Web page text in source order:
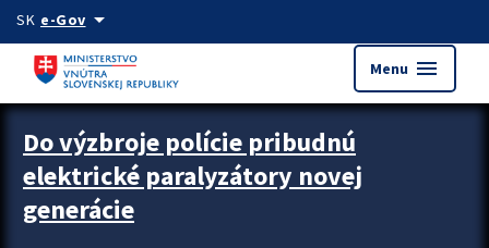
Preskocit na hlavný obsah
SK e-Govarrow_drop_down
Menu menu
Zastavit automatický posun upútavok
Do výzbroje polície pribudnú
elektrické paralyzátory novej
generácie